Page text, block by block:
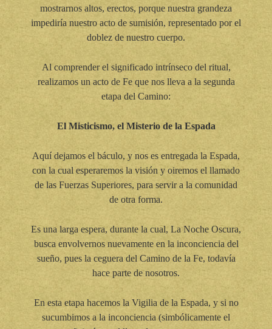
mostrarnos altos, erectos, porque nuestra grandeza
impediría nuestro acto de sumisión, representado por el
doblez de nuestro cuerpo.
Al comprender el significado intrínseco del ritual,
realizamos un acto de Fe que nos lleva a la segunda
etapa del Camino:
El Misticismo, el Misterio de la Espada
Aquí dejamos el báculo, y nos es entregada la Espada,
con la cual esperaremos la visión y oiremos el llamado
de las Fuerzas Superiores, para servir a la comunidad
de otra forma.
Es una larga espera, durante la cual, La Noche Oscura,
busca envolvernos nuevamente en la inconciencia del
sueño, pues la ceguera del Camino de la Fe, todavía
hace parte de nosotros.
En esta etapa hacemos la Vigilia de la Espada, y si no
sucumbimos a la inconciencia (simbólicamente el